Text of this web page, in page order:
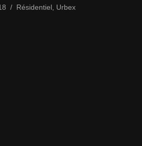
Résidentiel , Urbex